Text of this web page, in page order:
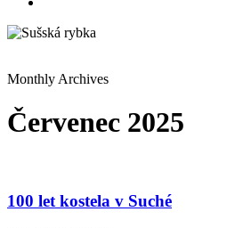
Monthly Archives
Červenec 2025
100 let kostela v Suché